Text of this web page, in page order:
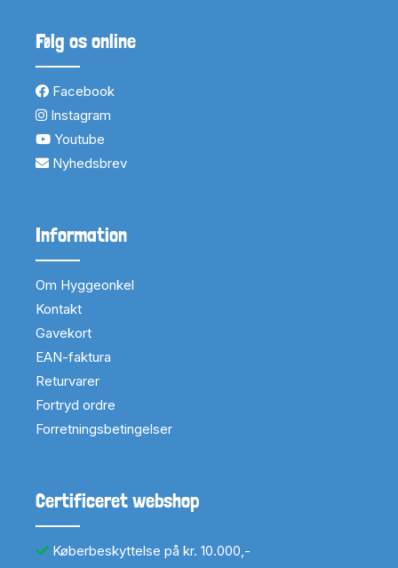
Følg os online
Facebook
Instagram
Youtube
Nyhedsbrev
Information
Om Hyggeonkel
Kontakt
Gavekort
EAN-faktura
Returvarer
Fortryd ordre
Forretningsbetingelser
Certificeret webshop
Køberbeskyttelse på kr. 10.000,-